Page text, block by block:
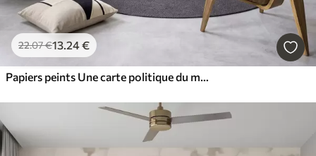
22.07€13.24€
Papiers peints Une carte politique du monde de couleur marron, avec des drapeaux en français